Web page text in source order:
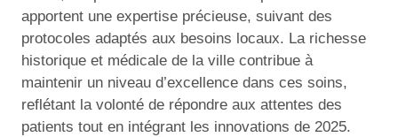
apportent une expertise précieuse, suivant des
protocoles adaptés aux besoins locaux. La richesse
historique et médicale de la ville contribue à
maintenir un niveau d’excellence dans ces soins,
reflétant la volonté de répondre aux attentes des
patients tout en intégrant les innovations de 2025.